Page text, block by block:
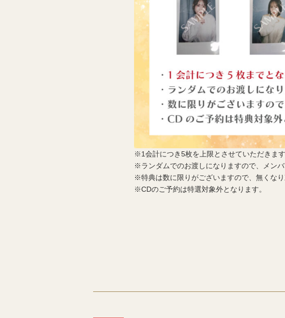
※1会計につき5枚を上限とさせていただきます
※ランダムでのお渡しになりますので、メンバ
※特典は数に限りがございますので、無くな
※CDのご予約は特選対象外となります。